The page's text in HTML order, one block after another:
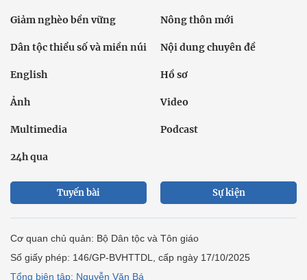
Giảm nghèo bền vững Nông thôn mới
Dân tộc thiểu số và miền núi Nội dung chuyên đề
English Hồ sơ
Ảnh Video
Multimedia Podcast
24h qua
Tuyến bài Sự kiện
Cơ quan chủ quản: Bộ Dân tộc và Tôn giáo
Số giấy phép: 146/GP-BVHTTDL, cấp ngày 17/10/2025
Tổng biên tập: Nguyễn Văn Bá